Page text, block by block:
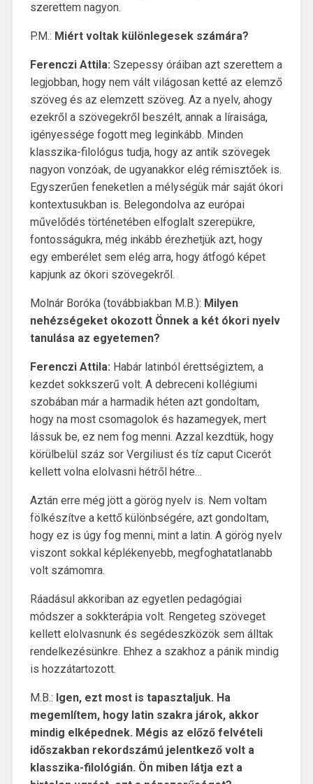
szerettem nagyon.
P.M.: Miért voltak különlegesek számára?
Ferenczi Attila: Szepessy óráiban azt szerettem a
legjobban, hogy nem vált világosan ketté az elemző
szöveg és az elemzett szöveg. Az a nyelv, ahogy
ezekről a szövegekről beszélt, annak a líraisága,
igényessége fogott meg leginkább. Minden
klasszika-filológus tudja, hogy az antik szövegek
nagyon vonzóak, de ugyanakkor elég rémisztőek is.
Egyszerűen feneketlen a mélységük már saját ókori
kontextusukban is. Belegondolva az európai
művelődés történetében elfoglalt szerepükre,
fontosságukra, még inkább érezhetjük azt, hogy
egy emberélet sem elég arra, hogy átfogó képet
kapjunk az ókori szövegekről.
Molnár Boróka (továbbiakban M.B.): Milyen
nehézségeket okozott Önnek a két ókori nyelv
tanulása az egyetemen?
Ferenczi Attila: Habár latinból érettségiztem, a
kezdet sokkszerű volt. A debreceni kollégiumi
szobában már a harmadik héten azt gondoltam,
hogy na most csomagolok és hazamegyek, mert
lássuk be, ez nem fog menni. Azzal kezdtük, hogy
körülbelül száz sor Vergiliust és tíz caput Cicerót
kellett volna elolvasni hétről hétre…
Aztán erre még jött a görög nyelv is. Nem voltam
fölkészítve a kettő különbségére, azt gondoltam,
hogy ez is úgy fog menni, mint a latin. A görög nyelv
viszont sokkal képlékenyebb, megfoghatatlanabb
volt számomra.
Ráadásul akkoriban az egyetlen pedagógiai
módszer a sokkterápia volt. Rengeteg szöveget
kellett elolvasnunk és segédeszközök sem álltak
rendelkezésünkre. Ehhez a szakhoz a pánik mindig
is hozzátartozott.
M.B.: Igen, ezt most is tapasztaljuk. Ha
megemlítem, hogy latin szakra járok, akkor
mindig elképednek. Mégis az előző felvételi
időszakban rekordszámú jelentkező volt a
klasszika-filológián. Ön miben látja ezt a